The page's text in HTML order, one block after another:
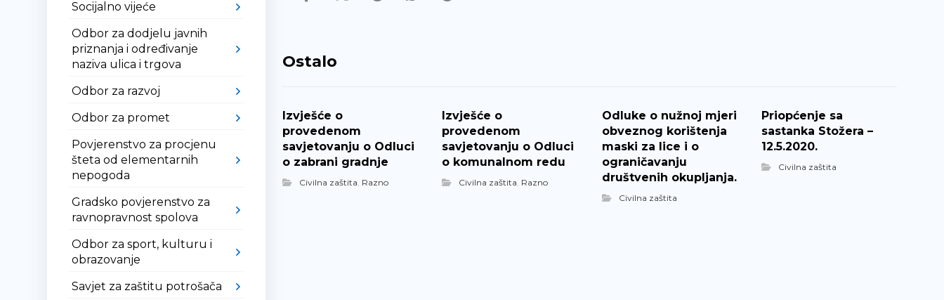
Ostalo
Izvješće o
provedenom
savjetovanju o Odluci
o zabrani gradnje
Civilna zaštita, Razno
Izvješće o
provedenom
savjetovanju o Odluci
o komunalnom redu
Civilna zaštita, Razno
Odluke o nužnoj mjeri
obveznog korištenja
maski za lice i o
ograničavanju
društvenih okupljanja.
Civilna zaštita
Priopćenje sa
sastanka Stožera –
12.5.2020.
Civilna zaštita
Socijalno vijeće
Odbor za dodjelu javnih
priznanja i određivanje
naziva ulica i trgova
Odbor za razvoj
Odbor za promet
Povjerenstvo za procjenu
šteta od elementarnih
nepogoda
Gradsko povjerenstvo za
ravnopravnost spolova
Odbor za sport, kulturu i
obrazovanje
Savjet za zaštitu potrošača